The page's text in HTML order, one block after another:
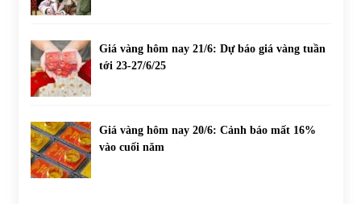
Giá vàng hôm nay 21/6: Dự báo giá vàng tuần
tới 23-27/6/25
Giá vàng hôm nay 20/6: Cảnh báo mất 16%
vào cuối năm